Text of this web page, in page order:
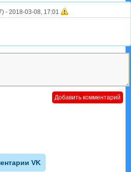
- 2018-03-08, 17:01
VK